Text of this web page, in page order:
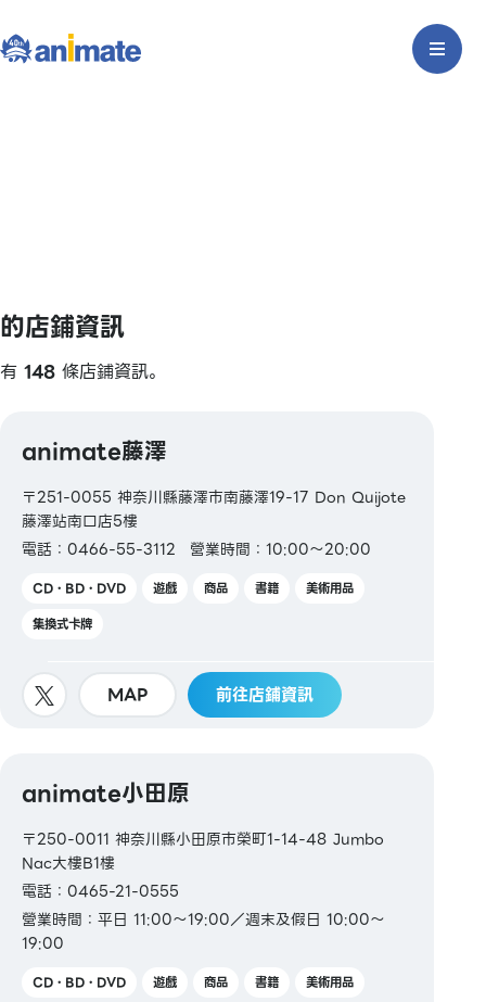
的店鋪資訊
有 148 條店鋪資訊。
animate藤澤
〒251-0055 神奈川縣藤澤市南藤澤19-17 Don Quijote
藤澤站南口店5樓
電話：0466-55-3112
營業時間：10:00～20:00
CD・BD・DVD 遊戲 商品 書籍
美術用品
集換式卡牌
MAP 前往店鋪資訊
animate小田原
〒250-0011 神奈川縣小田原市榮町1-14-48 Jumbo
Nac大樓B1樓
電話：0465-21-0555
營業時間：平日 11:00～19:00／週末及假日 10:00～
19:00
CD・BD・DVD 遊戲 商品 書籍
美術用品